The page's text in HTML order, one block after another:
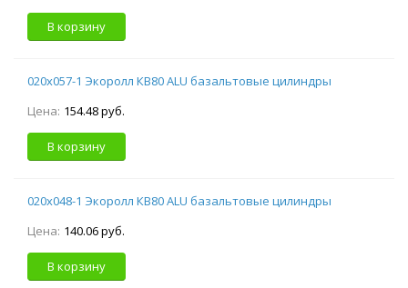
В корзину
020х057-1 Экоролл КВ80 ALU базальтовые цилиндры
Цена: 154.48 руб.
В корзину
020х048-1 Экоролл КВ80 ALU базальтовые цилиндры
Цена: 140.06 руб.
В корзину